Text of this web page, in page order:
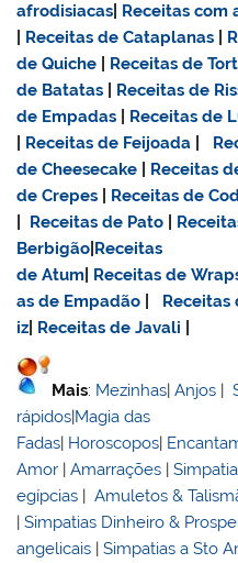
afrodisiacas
Receitas com
Receitas de Cataplanas
de Quiche
Receitas de
de Batatas
Receitas de
de Empadas
Receitas de
Receitas de Feijoada
de Cheesecake
Receitas
de Crepes
Receitas de
Receitas de Pato
Berbigão Receitas
de Atum
Receitas de
as de Empadão
Receitas
iz
Receitas de Javali
Mais: Mezinhas|Anjos |
rápidos|Magia das
Fadas| Horoscopos|
Amor |Amarrações |
egípcias |Amuletos &
|Simpatias Dinheiro &
angelicais |Simpatias a Sto